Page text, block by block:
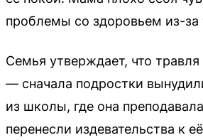
проблемы со здоровьем из-за
Семья утверждает, что травля
— сначала подростки
из школы, где она
перенесли издевательства к